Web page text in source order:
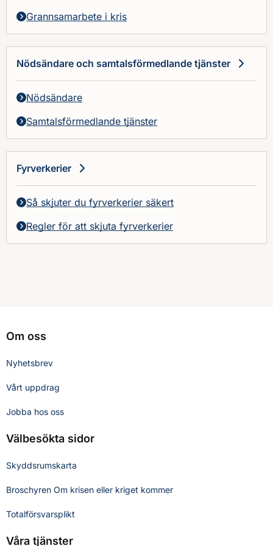
Grannsamarbete i kris
Nödsändare och samtalsförmedlande tjänster
Nödsändare
Samtalsförmedlande tjänster
Fyrverkerier
Så skjuter du fyrverkerier säkert
Regler för att skjuta fyrverkerier
Om oss
Nyhetsbrev
Vårt uppdrag
Jobba hos oss
Välbesökta sidor
Skyddsrumskarta
Broschyren Om krisen eller kriget kommer
Totalförsvarsplikt
Våra tjänster